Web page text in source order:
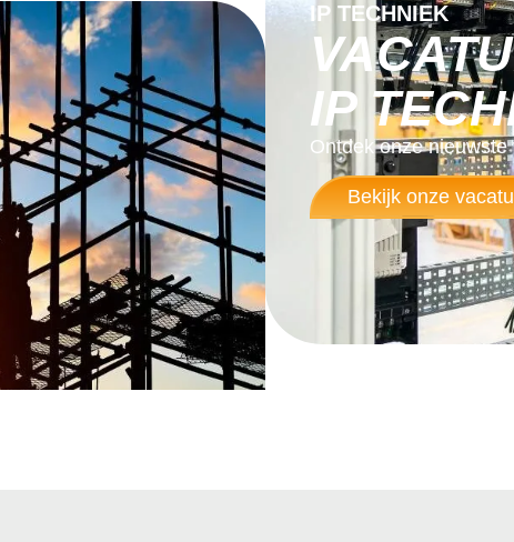
IP TECHNIEK
IP
Ontdek onze
Bekijk onze